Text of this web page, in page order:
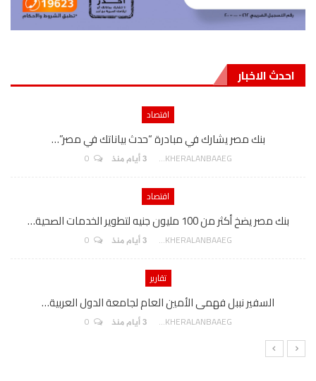
احدث الاخبار
اقتصاد
بنك مصر يشارك في مبادرة “حدث بياناتك في مصر”…
AKHERALANBAAEG 3 أيام منذ
اقتصاد
بنك مصر يضخ أكثر من 100 مليون جنيه لتطوير الخدمات الصحية…
AKHERALANBAAEG 3 أيام منذ
تقارير
السفير نببل فهمى الأمين العام لجامعة الدول العربية…
AKHERALANBAAEG 3 أيام منذ